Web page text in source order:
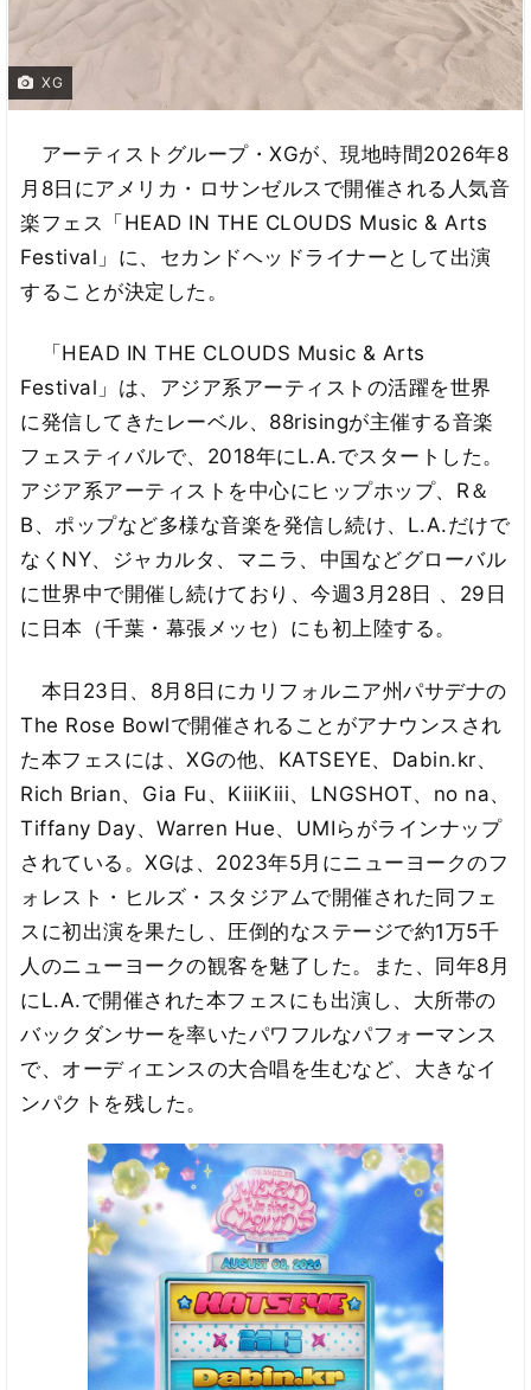
XG
アーティストグループ・XGが、現地時間2026年8
月8日にアメリカ・ロサンゼルスで開催される人気音
楽フェス「HEAD IN THE CLOUDS Music & Arts
Festival」に、セカンドヘッドライナーとして出演
することが決定した。
「HEAD IN THE CLOUDS Music & Arts
Festival」は、アジア系アーティストの活躍を世界
に発信してきたレーベル、88risingが主催する音楽
フェスティバルで、2018年にL.A.でスタートした。
アジア系アーティストを中心にヒップホップ、R＆
B、ポップなど多様な音楽を発信し続け、L.A.だけで
なくNY、ジャカルタ、マニラ、中国などグローバル
に世界中で開催し続けており、今週3月28日 、29日
に日本（千葉・幕張メッセ）にも初上陸する。
本日23日、8月8日にカリフォルニア州パサデナの
The Rose Bowlで開催されることがアナウンスされ
た本フェスには、XGの他、KATSEYE、Dabin.kr、
Rich Brian、Gia Fu、KiiiKiii、LNGSHOT、no na、
Tiffany Day、Warren Hue、UMIらがラインナップ
されている。XGは、2023年5月にニューヨークのフ
ォレスト・ヒルズ・スタジアムで開催された同フェ
スに初出演を果たし、圧倒的なステージで約1万5千
人のニューヨークの観客を魅了した。また、同年8月
にL.A.で開催された本フェスにも出演し、大所帯の
バックダンサーを率いたパワフルなパフォーマンス
で、オーディエンスの大合唱を生むなど、大きなイ
ンパクトを残した。